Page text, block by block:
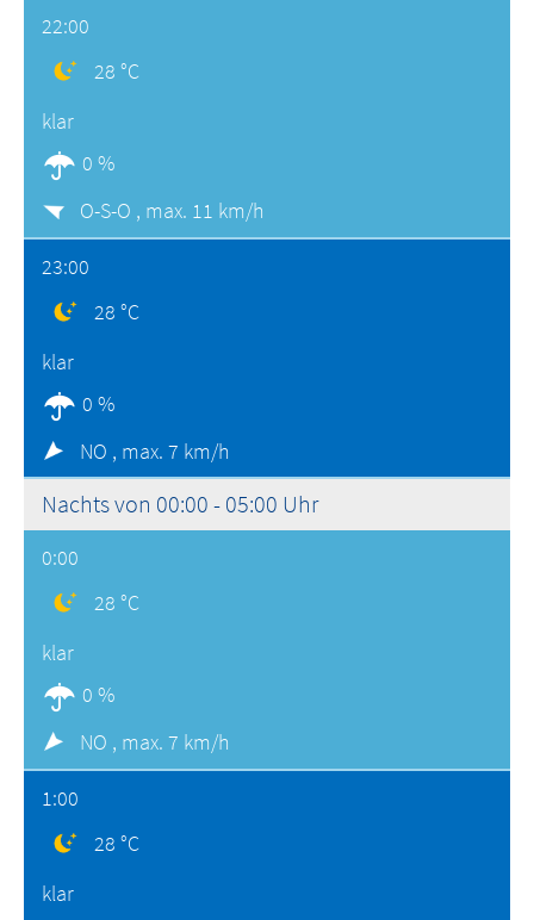
22:00
28 °C
klar
0 %
O-S-O , max. 11 km/h
23:00
28 °C
klar
0 %
NO , max. 7 km/h
Nachts von 00:00 - 05:00 Uhr
0:00
28 °C
klar
0 %
NO , max. 7 km/h
1:00
28 °C
klar